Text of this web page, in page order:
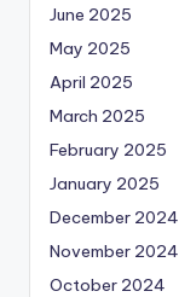
June 2025
May 2025
April 2025
March 2025
February 2025
January 2025
December 2024
November 2024
October 2024